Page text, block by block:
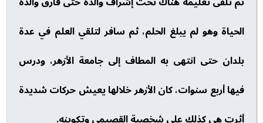
الحياة وهو لم يبلغ الحلم، ثم سافر لتلقي العلم في عدة
بلدان حتى انتهى به المطاف إلى جامعة الأزهر، ودرس
فيها أربع سنوات، كان الأزهر خلالها يعيش حركات شديدة